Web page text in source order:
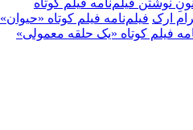
نوشتن فیلم‌نامه فیلم کوتاه
فیلم‌نامه فیلم کوتاه «حیوان»
فیلم کوتاه «یک حلقه معمولی»